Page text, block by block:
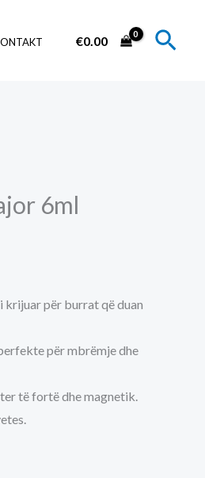
€0.00
6ml
krijuar për burrat që duan
për mbrëmje dhe
të fortë dhe magnetik.